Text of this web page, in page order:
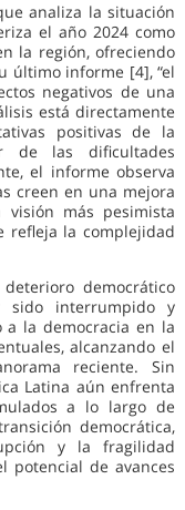
analiza la situación
el año 2024 como
la región, ofreciendo
último informe [4], “el
negativos de una
está directamente
positivas de la
de las dificultades
el informe observa
creen en una mejora
más pesimista
refleja la complejidad
democrático
sido interrumpido y
a la democracia en la
alcanzando el
reciente. Sin
Latina aún enfrenta
a lo largo de
democrática,
y la fragilidad
potencial de avances